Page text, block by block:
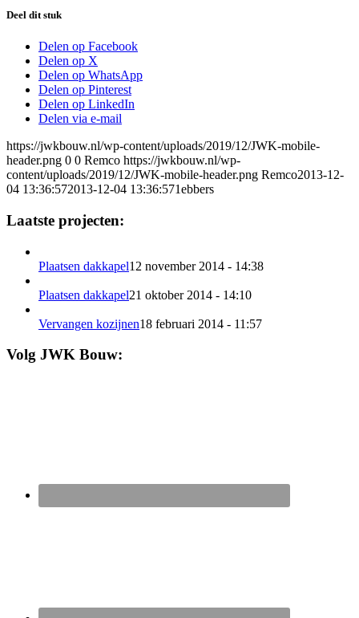
Deel dit stuk
Delen op Facebook
Delen op X
Delen op WhatsApp
Delen op Pinterest
Delen op LinkedIn
Delen via e-mail
https://jwkbouw.nl/wp-content/uploads/2019/12/JWK-mobile-
header.png 0 0 Remco https://jwkbouw.nl/wp-
content/uploads/2019/12/JWK-mobile-header.png Remco2013-12-
04 13:36:572013-12-04 13:36:571ebbers
Laatste projecten:
Plaatsen dakkapel12 november 2014 - 14:38
Plaatsen dakkapel21 oktober 2014 - 14:10
Vervangen kozijnen18 februari 2014 - 11:57
Volg JWK Bouw: